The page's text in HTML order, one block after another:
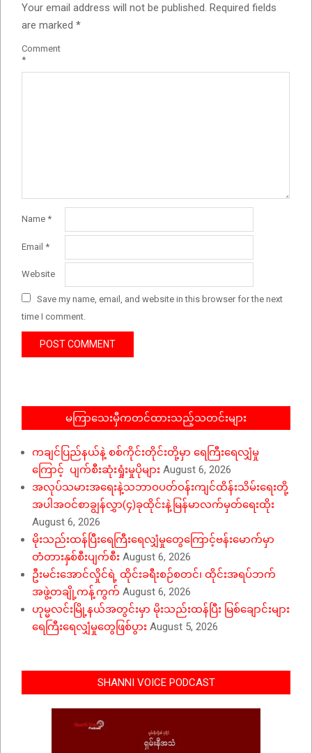
Your email address will not be published. Required fields
are marked *
Comment
*
Name *
Email *
Website
Save my name, email, and website in this browser for the next
time I comment.
မကြာသေးမှီကတင်ထားသည့်သတင်းများ
ကချင်ပြည်နယ်နဲ့ စစ်ကိုင်းတိုင်းတို့မှာ ရေကြီးရေလျှံမှု
ကြောင့် ပျက်စီးဆုံးရှုံးမှုပိုများ August 6, 2026
အလုပ်သမားအရေးနဲ့သဘာဝပတ်ဝန်းကျင်ထိန်းသိမ်းရေးတို့
အပါအဝင်စာချွန်လွှာ(၄)ခုထိုင်းနဲ့မြန်မာလက်မှတ်ရေးထိုး
August 6, 2026
မိုးသည်းထန်ပြီးရေကြီးရေလျှံမှုတွေကြောင့်ဗန်းမောက်မှာ
တံတားနှစ်စီးပျက်စီး August 6, 2026
ဦးမင်းအောင်လှိုင်ရဲ့ ထိုင်းခရီးစဉ်စတင်၊ ထိုင်းအရပ်ဘက်
အဖွဲ့တချို့ကန့်ကွက် August 6, 2026
ဟုမ္မလင်းမြို့နယ်အတွင်းမှာ မိုးသည်းထန်ပြီး မြစ်ချောင်းများ
ရေကြီးရေလျှံမှုတွေဖြစ်ပွား August 5, 2026
SHANNI VOICE PODCAST